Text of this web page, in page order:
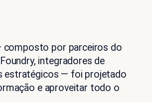
composto por parceiros do
integradores de
estratégicos — foi projetado
e aproveitar todo o